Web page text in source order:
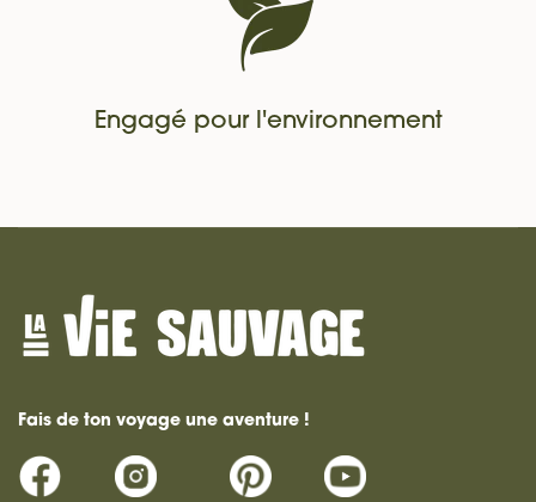
Engagé pour l'environnement
Fais de ton voyage une aventure !